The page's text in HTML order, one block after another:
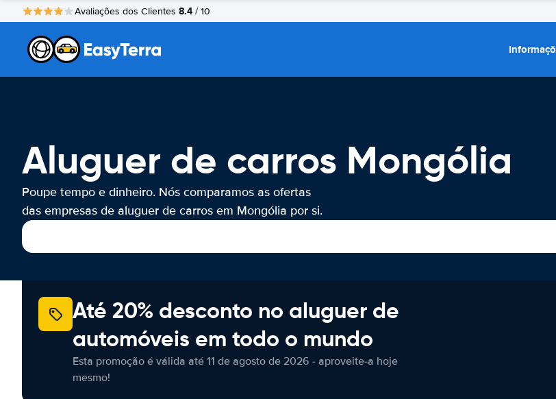
Avaliações dos Clientes 8.4 / 10
Aluguer de carros Mongólia
Poupe tempo e dinheiro. Nós comparamos as ofertas
das empresas de aluguer de carros em Mongólia por si.
Até 20% desconto no aluguer de
automóveis em todo o mundo
Esta promoção é válida até 11 de agosto de 2026 - aproveite-a hoje
mesmo!